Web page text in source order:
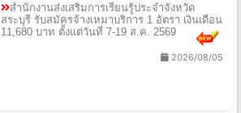
สำนักงานส่งเสริมการเรียนรู้ประจำจังหวัด
สระบุรี รับสมัครจ้างเหมาบริการ 1 อัตรา เงินเดือน
11,680 บาท ตั้งแต่วันที่ 7-19 ส.ค. 2569
2026/08/05